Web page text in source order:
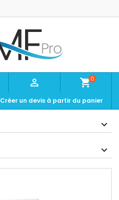
 shopping_cart0
Créer un devis à partir du panier